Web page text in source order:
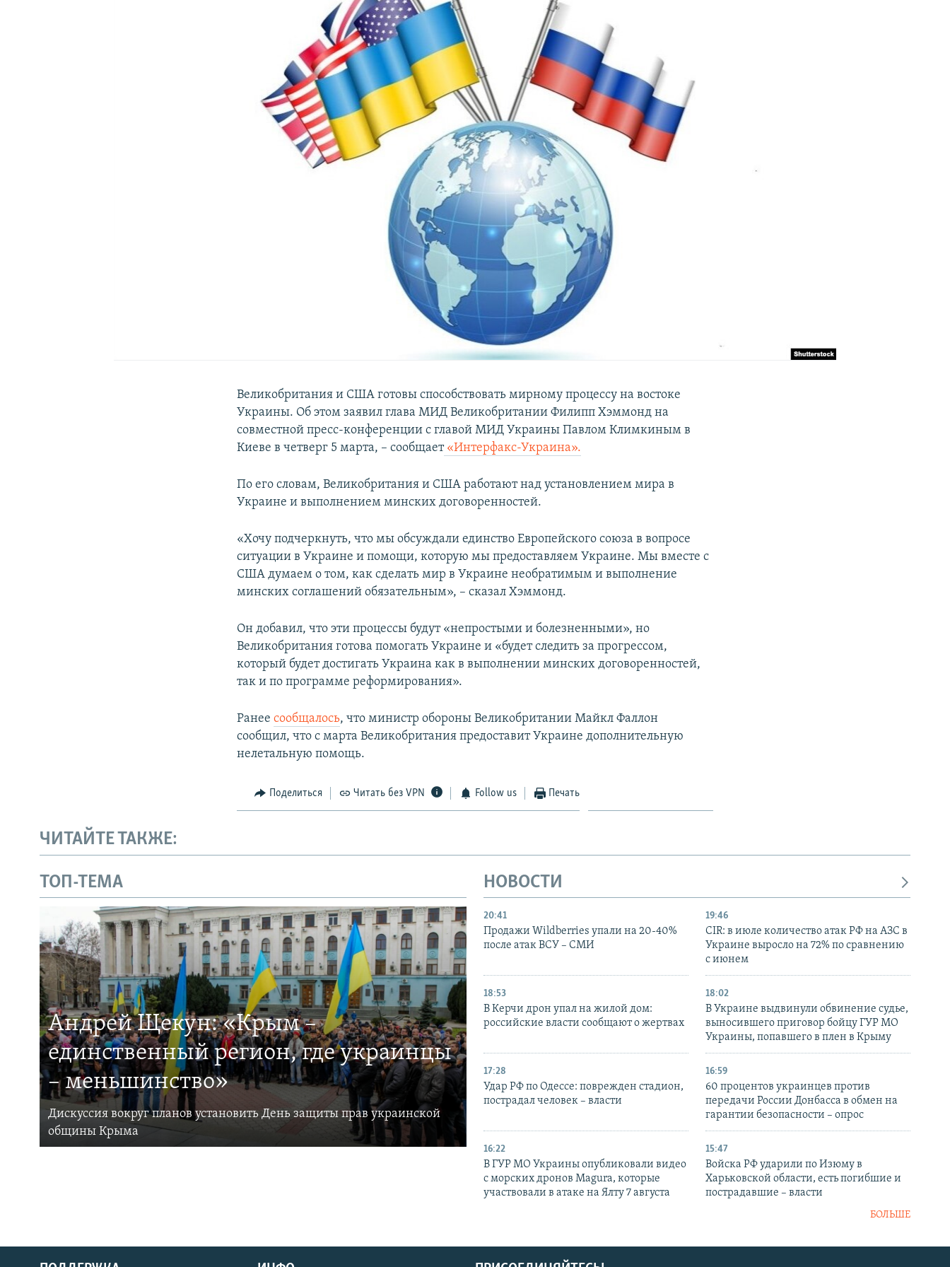
Великобритания и США готовы способствовать мирному процессу на востоке
Украины. Об этом заявил глава МИД Великобритании Филипп Хэммонд на
совместной пресс-конференции с главой МИД Украины Павлом Климкиным в
Киеве в четверг 5 марта, – сообщает«Интерфакс-Украина».
По его словам, Великобритания и США работают над установлением мира в
Украине и выполнением минских договоренностей.
«Хочу подчеркнуть, что мы обсуждали единство Европейского союза в вопросе
ситуации в Украине и помощи, которую мы предоставляем Украине. Мы вместе с
США думаем о том, как сделать мир в Украине необратимым и выполнение
минских соглашений обязательным», – сказал Хэммонд.
Он добавил, что эти процессы будут «непростыми и болезненными», но
Великобритания готова помогать Украине и «будет следить за прогрессом,
который будет достигать Украина как в выполнении минских договоренностей,
так и по программе реформирования».
Ранеесообщалось, что министр обороны Великобритании Майкл Фаллон
сообщил, что с марта Великобритания предоставит Украине дополнительную
нелетальную помощь.
Поделиться Читать без VPN Follow us Печать
ЧИТАЙТЕ ТАКЖЕ:
ТОП-ТЕМА
Андрей Щекун: «Крым –
единственный регион, где украинцы
– меньшинство»
Дискуссия вокруг планов установить День защиты прав украинской
общины Крыма
НОВОСТИ
20:41
Продажи Wildberries упали на 20-40%
после атак ВСУ – СМИ
19:46
CIR: в июле количество атак РФ на АЗС в
Украине выросло на 72% по сравнению
с июнем
18:53
В Керчи дрон упал на жилой дом:
российские власти сообщают о жертвах
18:02
В Украине выдвинули обвинение судье,
выносившего приговор бойцу ГУР МО
Украины, попавшего в плен в Крыму
17:28
Удар РФ по Одессе: поврежден стадион,
пострадал человек – власти
16:59
60 процентов украинцев против
передачи России Донбасса в обмен на
гарантии безопасности – опрос
16:22
В ГУР МО Украины опубликовали видео
с морских дронов Magura, которые
участвовали в атаке на Ялту 7 августа
15:47
Войска РФ ударили по Изюму в
Харьковской области, есть погибшие и
пострадавшие – власти
БОЛЬШЕ